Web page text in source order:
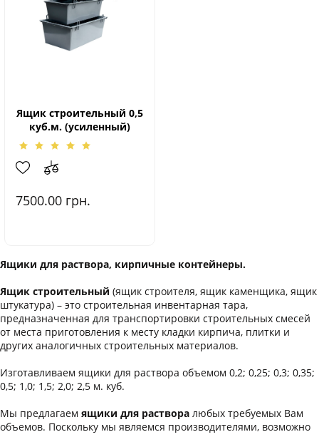
Ящик строительный 0,5
куб.м. (усиленный)
7500.00 грн.
Ящики для раствора, кирпичные контейнеры.
Ящик строительный (ящик строителя, ящик каменщика, ящик
штукатура) – это строительная инвентарная тара,
предназначенная для транспортировки строительных смесей
от места приготовления к месту кладки кирпича, плитки и
других аналогичных строительных материалов.
Изготавливаем ящики для раствора объемом 0,2; 0,25; 0,3; 0,35;
0,5; 1,0; 1,5; 2,0; 2,5 м. куб.
Мы предлагаем ящики для раствора любых требуемых Вам
объемов. Поскольку мы являемся производителями, возможно